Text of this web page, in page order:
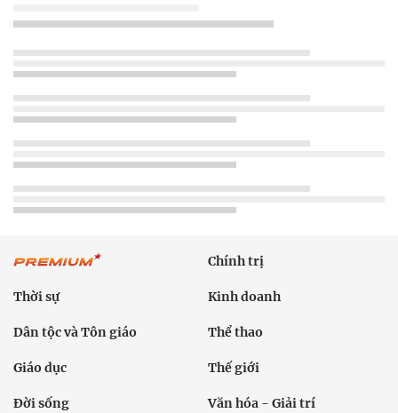
Chính trị
Thời sự Kinh doanh
Dân tộc và Tôn giáo Thể thao
Giáo dục Thế giới
Đời sống Văn hóa - Giải trí